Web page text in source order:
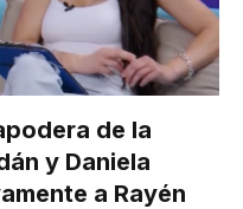
de la
y Daniela
a Rayén